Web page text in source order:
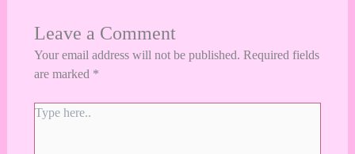
Leave a Comment
Your email address will not be published. Required fields
are marked *
Type